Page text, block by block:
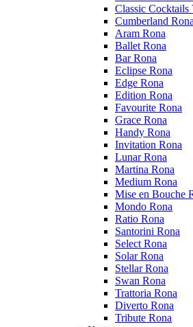
Classic Cocktails
Cumberland Rona
Aram Rona
Ballet Rona
Bar Rona
Eclipse Rona
Edge Rona
Edition Rona
Favourite Rona
Grace Rona
Handy Rona
Invitation Rona
Lunar Rona
Martina Rona
Medium Rona
Mise en Bouche
Mondo Rona
Ratio Rona
Santorini Rona
Select Rona
Solar Rona
Stellar Rona
Swan Rona
Trattoria Rona
Diverto Rona
Tribute Rona